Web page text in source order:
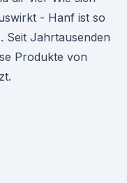
- Hanf ist so
Seit Jahrtausenden
Produkte von